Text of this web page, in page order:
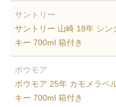
サントリー
サントリー 山崎 18年 シン
キー 700ml 箱付き
ボウモア
ボウモア 25年 カモメラベ
キー 700ml 箱付き